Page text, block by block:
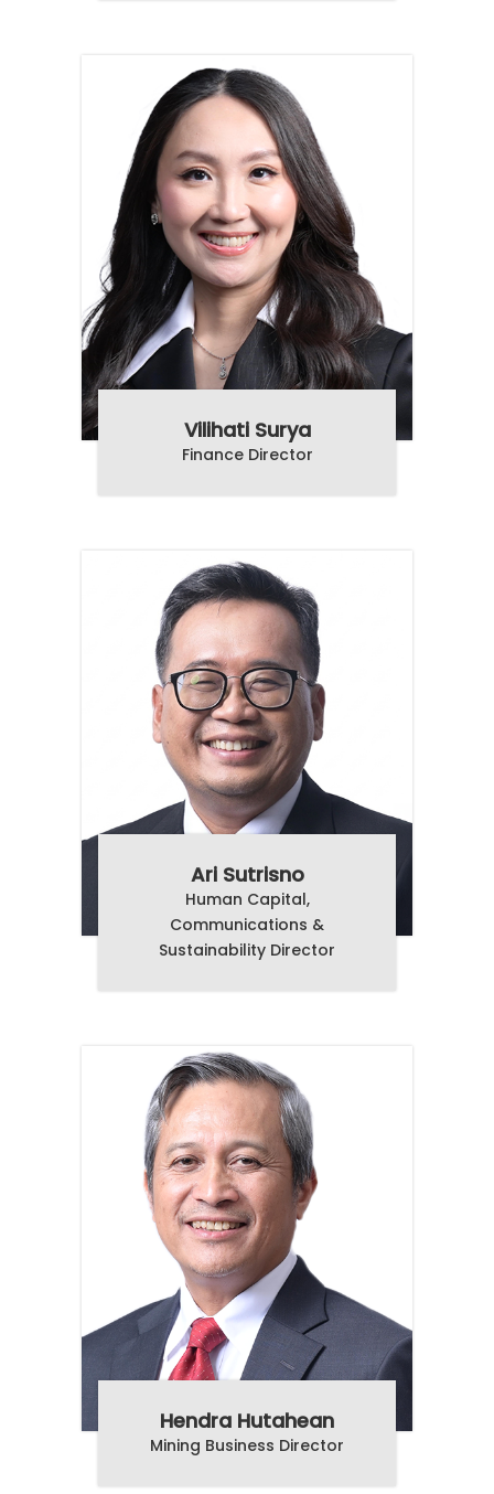
Vilihati Surya
Finance Director
Ari Sutrisno
Human Capital,
Communications &
Sustainability Director
Hendra Hutahean
Mining Business Director